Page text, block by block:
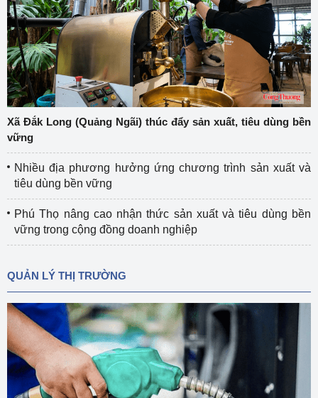
Xã Đắk Long (Quảng Ngãi) thúc đẩy sản xuất, tiêu dùng bền
vững
Nhiều địa phương hưởng ứng chương trình sản xuất và
tiêu dùng bền vững
Phú Thọ nâng cao nhận thức sản xuất và tiêu dùng bền
vững trong cộng đồng doanh nghiệp
QUẢN LÝ THỊ TRƯỜNG